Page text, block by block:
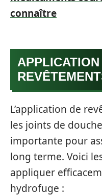
connaître
APPLICATION
L’application de
les joints de
importante pour
long terme. Voici
appliquer
hydrofuge :